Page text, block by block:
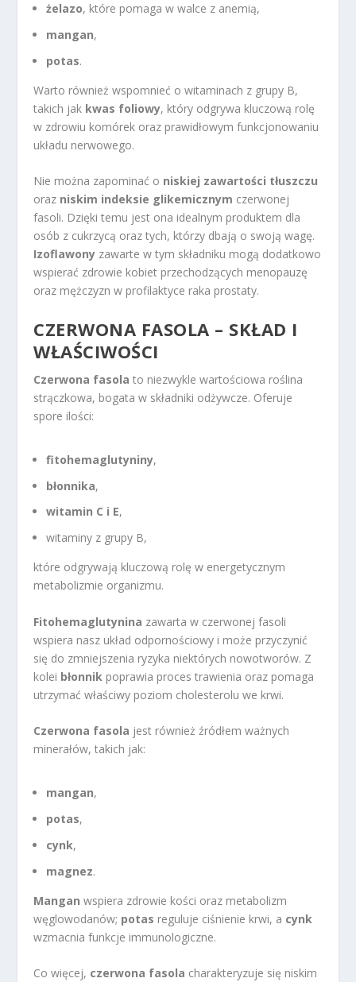
żelazo, które pomaga w walce z anemią,
mangan,
potas.
Warto również wspomnieć o witaminach z grupy B,
takich jak kwas foliowy, który odgrywa kluczową rolę
w zdrowiu komórek oraz prawidłowym funkcjonowaniu
układu nerwowego.
Nie można zapominać o niskiej zawartości tłuszczu
oraz niskim indeksie glikemicznym czerwonej
fasoli. Dzięki temu jest ona idealnym produktem dla
osób z cukrzycą oraz tych, którzy dbają o swoją wagę.
Izoflawony zawarte w tym składniku mogą dodatkowo
wspierać zdrowie kobiet przechodzących menopauzę
oraz mężczyzn w profilaktyce raka prostaty.
CZERWONA FASOLA – SKŁAD I
WŁAŚCIWOŚCI
Czerwona fasola to niezwykle wartościowa roślina
strączkowa, bogata w składniki odżywcze. Oferuje
spore ilości:
fitohemaglutyniny,
błonnika,
witamin C i E,
witaminy z grupy B,
które odgrywają kluczową rolę w energetycznym
metabolizmie organizmu.
Fitohemaglutynina zawarta w czerwonej fasoli
wspiera nasz układ odpornościowy i może przyczynić
się do zmniejszenia ryzyka niektórych nowotworów. Z
kolei błonnik poprawia proces trawienia oraz pomaga
utrzymać właściwy poziom cholesterolu we krwi.
Czerwona fasola jest również źródłem ważnych
minerałów, takich jak:
mangan,
potas,
cynk,
magnez.
Mangan wspiera zdrowie kości oraz metabolizm
węglowodanów; potas reguluje ciśnienie krwi, a cynk
wzmacnia funkcje immunologiczne.
Co więcej, czerwona fasola charakteryzuje się niskim